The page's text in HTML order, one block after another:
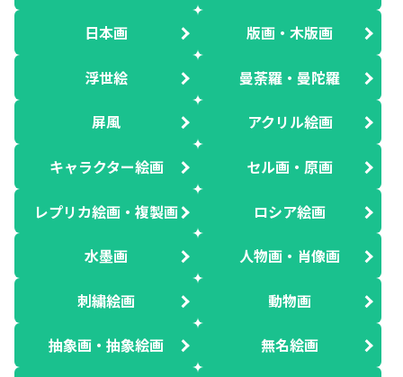
日本画 版画・木版画
浮世絵 曼荼羅・曼陀羅
屏風 アクリル絵画
キャラクター絵画 セル画・原画
レプリカ絵画・複製画 ロシア絵画
水墨画 人物画・肖像画
刺繍絵画 動物画
抽象画・抽象絵画 無名絵画